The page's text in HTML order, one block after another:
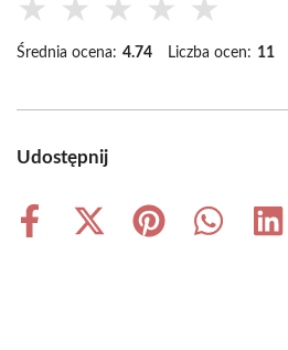
★ ★ ★ ★ ★
Średnia ocena: 4.74 Liczba ocen: 11
Udostępnij
Share
Share
Share
Share